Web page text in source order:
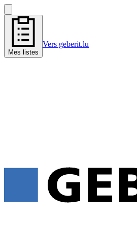
Mes listes
Vers geberit.lu